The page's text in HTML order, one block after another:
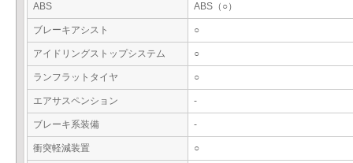
ABS ABS（○）
ブレーキアシスト ○
アイドリングストップシステム ○
ランフラットタイヤ ○
エアサスペンション -
ブレーキ系装備 -
衝突軽減装置 ○